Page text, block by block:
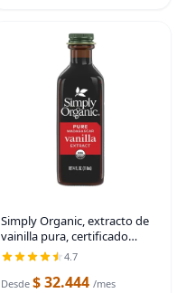
Simply Organic, extracto de
vainilla pura, certificado
orgánico, botella de vidrio de
4 onzas
4.7
Desde $ 32.444 /mes